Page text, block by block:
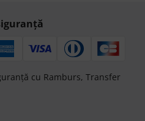
cu Ramburs, Transfer